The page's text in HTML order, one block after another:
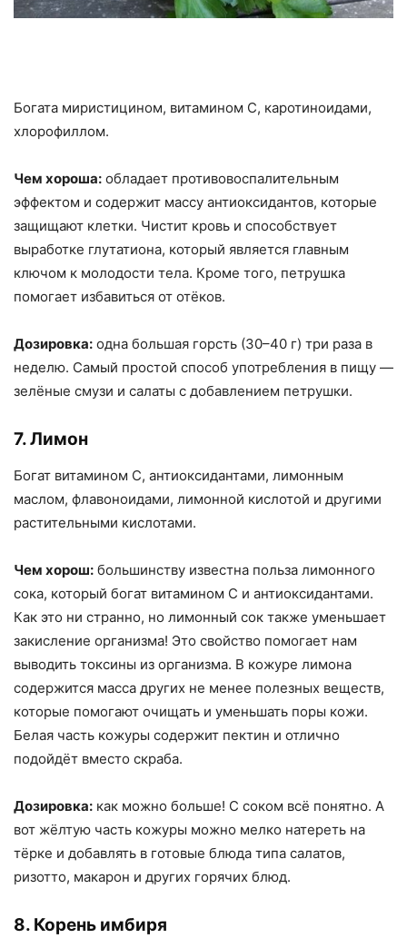
Богата миристицином, витамином С, каротиноидами,
хлорофиллом.
Чем хороша: обладает противовоспалительным
эффектом и содержит массу антиоксидантов, которые
защищают клетки. Чистит кровь и способствует
выработке глутатиона, который является главным
ключом к молодости тела. Кроме того, петрушка
помогает избавиться от отёков.
Дозировка: одна большая горсть (30–40 г) три раза в
неделю. Самый простой способ употребления в пищу —
зелёные смузи и салаты с добавлением петрушки.
7. Лимон
Богат витамином С, антиоксидантами, лимонным
маслом, флавоноидами, лимонной кислотой и другими
растительными кислотами.
Чем хорош: большинству известна польза лимонного
сока, который богат витамином С и антиоксидантами.
Как это ни странно, но лимонный сок также уменьшает
закисление организма! Это свойство помогает нам
выводить токсины из организма. В кожуре лимона
содержится масса других не менее полезных веществ,
которые помогают очищать и уменьшать поры кожи.
Белая часть кожуры содержит пектин и отлично
подойдёт вместо скраба.
Дозировка: как можно больше! С соком всё понятно. А
вот жёлтую часть кожуры можно мелко натереть на
тёрке и добавлять в готовые блюда типа салатов,
ризотто, макарон и других горячих блюд.
8. Корень имбиря